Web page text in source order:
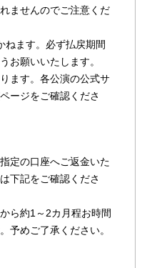
ませんのでご注意くだ
ねます。必ず払戻期間
お願いいたします。
ます。各公演の公式サ
ージをご確認くださ
定の口座へご返金いた
下記をご確認くださ
ら約1～2カ月程お時間
予めご了承ください。